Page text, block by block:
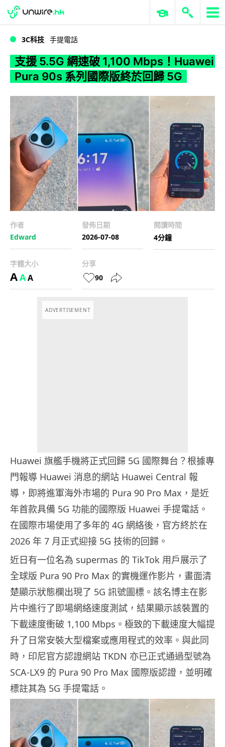
WWDC 2026 ERP 與商業 AI
3C科技 手提電話
支援 5.5G 網速破 1,100 Mbps！Huawei
Pura 90s 系列國際版終於回歸 5G
作者
Edward
發佈日期
2026-07-08
閱讀時間
4分鐘
字體大小
AAA
分享
90
ADVERTISEMENT
Huawei 旗艦手機將正式回歸 5G 國際舞台？根據專
門報導 Huawei 消息的網站 Huawei Central 報
導，即將進軍海外市場的 Pura 90 Pro Max，是近
年首款具備 5G 功能的國際版 Huawei 手提電話。
在國際市場使用了多年的 4G 網絡後，官方終於在
2026 年 7 月正式迎接 5G 技術的回歸。
近日有一位名為 supermas 的 TikTok 用戶展示了
全球版 Pura 90 Pro Max 的實機運作影片，畫面清
楚顯示狀態欄出現了 5G 訊號圖標。該名博主在影
片中進行了即場網絡速度測試，結果顯示該裝置的
下載速度衝破 1,100 Mbps。極致的下載速度大幅提
升了日常安裝大型檔案或應用程式的效率。與此同
時，印尼官方認證網站 TKDN 亦已正式通過型號為
SCA-LX9 的 Pura 90 Pro Max 國際版認證，並明確
標註其為 5G 手提電話。